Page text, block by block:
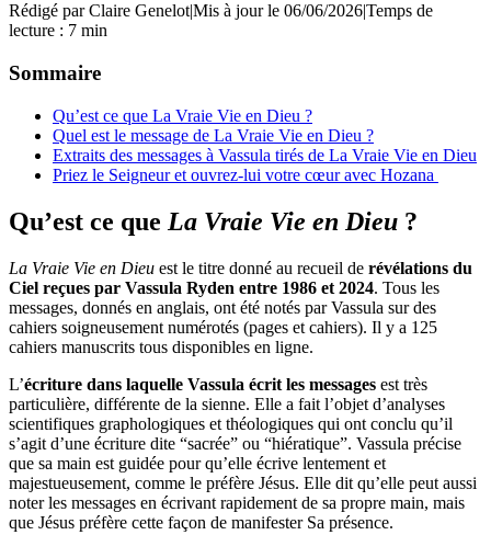
Rédigé parClaire Genelot|Mis à jour le 06/06/2026|Temps de
lecture : 7 min
Sommaire
Qu’est ce que La Vraie Vie en Dieu ?
Quel est le message de La Vraie Vie en Dieu ?
Extraits des messages à Vassula tirés de La Vraie Vie en Dieu
Priez le Seigneur et ouvrez-lui votre cœur avec Hozana
Qu’est ce que La Vraie Vie en Dieu ?
La Vraie Vie en Dieu est le titre donné au recueil de révélations du
Ciel reçues par Vassula Ryden entre 1986 et 2024. Tous les
messages, donnés en anglais, ont été notés par Vassula sur des
cahiers soigneusement numérotés (pages et cahiers). Il y a 125
cahiers manuscrits tous disponibles en ligne.
L’écriture dans laquelle Vassula écrit les messages est très
particulière, différente de la sienne. Elle a fait l’objet d’analyses
scientifiques graphologiques et théologiques qui ont conclu qu’il
s’agit d’une écriture dite “sacrée” ou “hiératique”. Vassula précise
que sa main est guidée pour qu’elle écrive lentement et
majestueusement, comme le préfère Jésus. Elle dit qu’elle peut aussi
noter les messages en écrivant rapidement de sa propre main, mais
que Jésus préfère cette façon de manifester Sa présence.